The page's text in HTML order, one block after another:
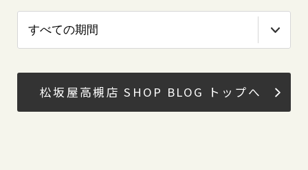
松坂屋高槻店 SHOP BLOG トップへ